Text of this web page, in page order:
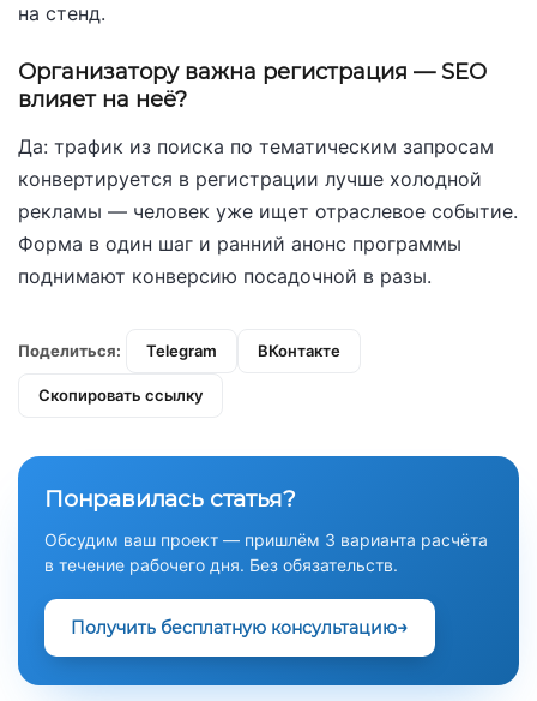
на стенд.
Организатору важна регистрация — SEO
влияет на неё?
Да: трафик из поиска по тематическим запросам
конвертируется в регистрации лучше холодной
рекламы — человек уже ищет отраслевое событие.
Форма в один шаг и ранний анонс программы
поднимают конверсию посадочной в разы.
Поделиться: Telegram ВКонтакте
Скопировать ссылку
Понравилась статья?
Обсудим ваш проект — пришлём 3 варианта расчёта
в течение рабочего дня. Без обязательств.
Получить бесплатную консультацию